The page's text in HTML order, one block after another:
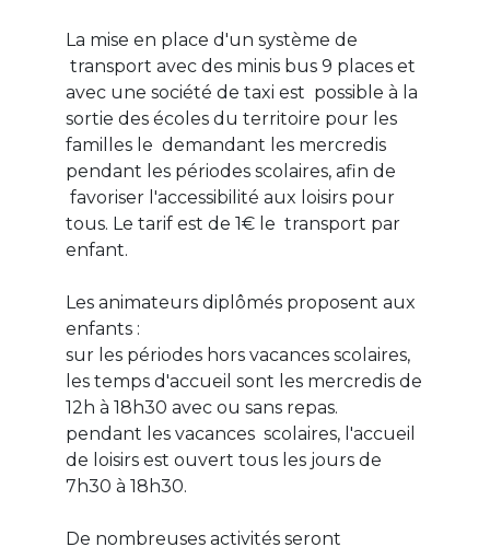
La mise en place d'un système de
transport avec des minis bus 9 places et
avec une société de taxi est possible à la
sortie des écoles du territoire pour les
familles le demandant les mercredis
pendant les périodes scolaires, afin de
favoriser l'accessibilité aux loisirs pour
tous. Le tarif est de 1€ le transport par
enfant.
Les animateurs diplômés proposent aux
enfants :
sur les périodes hors vacances scolaires,
les temps d'accueil sont les mercredis de
12h à 18h30 avec ou sans repas.
pendant les vacances scolaires, l'accueil
de loisirs est ouvert tous les jours de
7h30 à 18h30.
De nombreuses activités seront